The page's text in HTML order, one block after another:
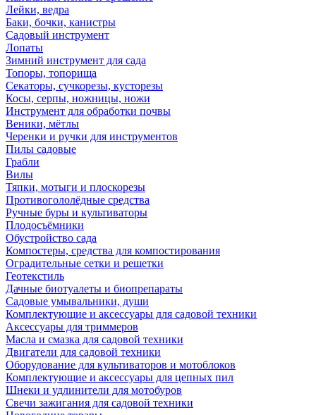
Лейки, ведра
Баки, бочки, канистры
Садовый инструмент
Лопаты
Зимний инструмент для сада
Топоры, топорища
Секаторы, сучкорезы, кусторезы
Косы, серпы, ножницы, ножи
Инструмент для обработки почвы
Веники, мётлы
Черенки и ручки для инструментов
Пилы садовые
Грабли
Вилы
Тяпки, мотыги и плоскорезы
Противогололёдные средства
Ручные буры и культиваторы
Плодосъёмники
Обустройство сада
Компостеры, средства для компостирования
Оградительные сетки и решетки
Геотекстиль
Дачные биотуалеты и биопрепараты
Садовые умывальники, души
Комплектующие и аксессуары для садовой техники
Аксессуары для триммеров
Масла и смазка для садовой техники
Двигатели для садовой техники
Оборудование для культиваторов и мотоблоков
Комплектующие и аксессуары для цепных пил
Шнеки и удлинители для мотобуров
Свечи зажигания для садовой техники